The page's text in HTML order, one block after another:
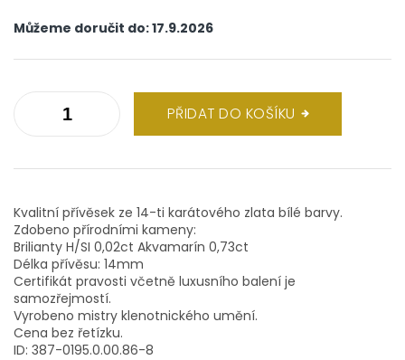
cena:
Můžeme doručit do:17.9.2026
PŘIDAT DO KOŠÍKU
Kvalitní přívěsek ze 14-ti karátového zlata bílé barvy.
Zdobeno přírodními kameny:
Brilianty H/SI 0,02ct Akvamarín 0,73ct
Délka přívěsu: 14mm
Certifikát pravosti včetně luxusního balení je
samozřejmostí.
Vyrobeno mistry klenotnického umění.
Cena bez řetízku.
ID: 387-0195.0.00.86-8